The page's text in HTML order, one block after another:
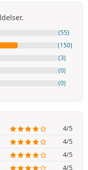
(55)
(150)
(3)
(0)
(0)
4/5
4/5
4/5
4/5